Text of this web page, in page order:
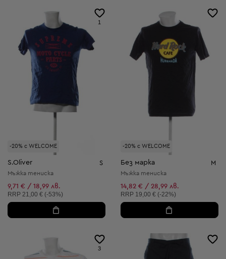
-20% с WELCOME
1
S.Oliver S
Мъжка тениска
9,71 € / 18,99 лв.
Препоръчителна цена:
RRP 21,00 € (-53%)
-20% с WELCOME
Без марка M
Мъжка тениска
14,82 € / 28,99 лв.
Препоръчителна цена:
RRP 19,00 € (-22%)
3